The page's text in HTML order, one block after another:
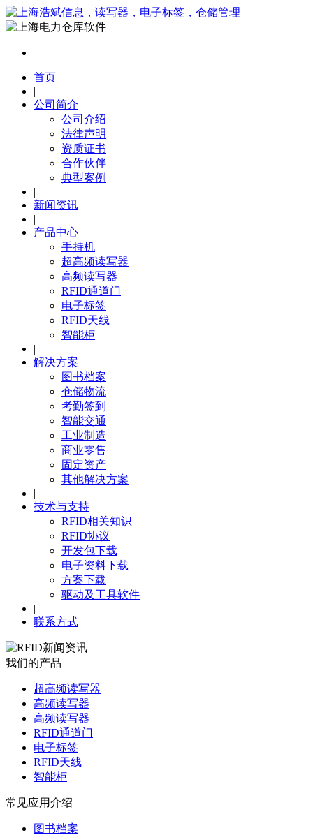
首页
|
公司简介
公司介绍
法律声明
资质证书
合作伙伴
典型案例
|
新闻资讯
|
产品中心
手持机
超高频读写器
高频读写器
RFID通道门
电子标签
RFID天线
智能柜
|
解决方案
图书档案
仓储物流
考勤签到
智能交通
工业制造
商业零售
固定资产
其他解决方案
|
技术与支持
RFID相关知识
RFID协议
开发包下载
电子资料下载
方案下载
驱动及工具软件
|
联系方式
我们的产品
超高频读写器
高频读写器
高频读写器
RFID通道门
电子标签
RFID天线
智能柜
常见应用介绍
图书档案